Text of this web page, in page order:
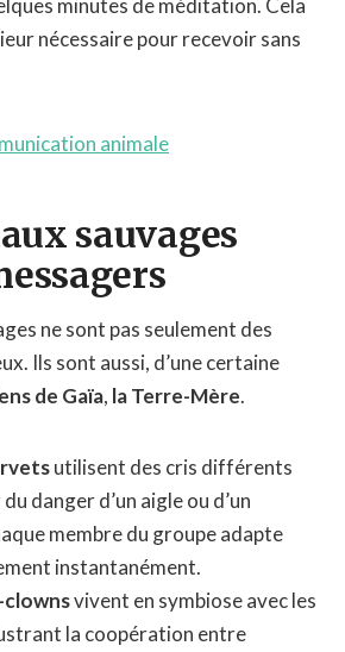
minutes de méditation. Cela
nécessaire pour recevoir sans
animale
sauvages
ne sont pas seulement des
Ils sont aussi, d’une certaine
de Gaïa, la Terre-Mère.
utilisent des cris différents
danger d’un aigle ou d’un
membre du groupe adapte
instantanément.
clownsvivent en symbiose avec les
la coopération entre